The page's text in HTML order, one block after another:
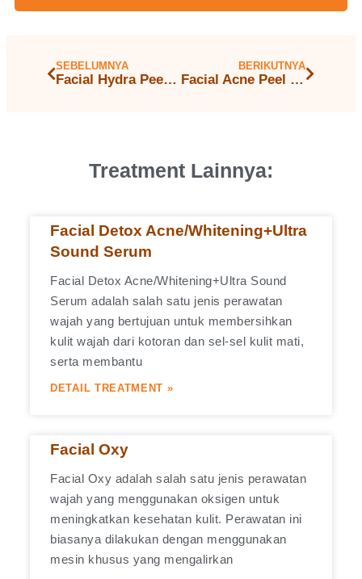
SEBELUMNYA
Facial Hydra Peel (Acne/Whitening)
BERIKUTNYA
Facial Acne Peel Off
Treatment Lainnya:
Facial Detox Acne/Whitening+Ultra
Sound Serum
Facial Detox Acne/Whitening+Ultra Sound
Serum adalah salah satu jenis perawatan
wajah yang bertujuan untuk membersihkan
kulit wajah dari kotoran dan sel-sel kulit mati,
serta membantu
DETAIL TREATMENT »
Facial Oxy
Facial Oxy adalah salah satu jenis perawatan
wajah yang menggunakan oksigen untuk
meningkatkan kesehatan kulit. Perawatan ini
biasanya dilakukan dengan menggunakan
mesin khusus yang mengalirkan